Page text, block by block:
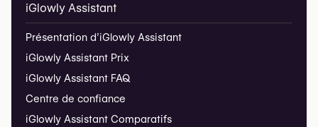
iGlowly Assistant
Présentation d’iGlowly Assistant
iGlowly Assistant Prix
iGlowly Assistant FAQ
Centre de confiance
iGlowly Assistant Comparatifs